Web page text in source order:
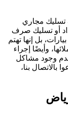
تسليك مجاري
أو تسليك صرف
بل إنها تهتم
وأيضًا إجراء
وجود مشاكل
بالاتصال بنا،